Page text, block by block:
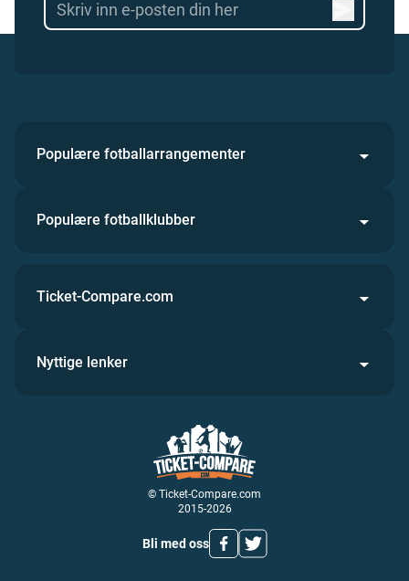
Populære fotballarrangementer
Populære fotballklubber
© Ticket-Compare.com
2015-2026
Bli med oss
Ticket-Compare.com
Nyttige lenker